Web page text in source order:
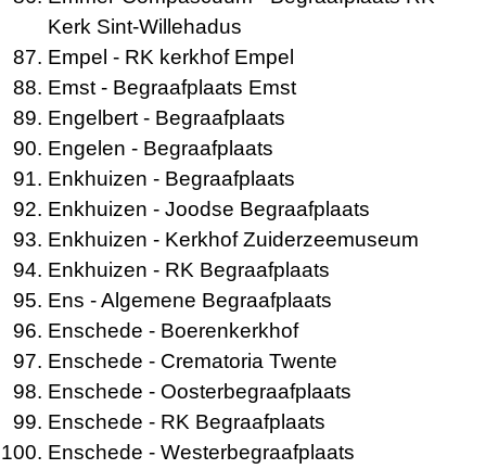
Kerk Sint-Willehadus
Empel - RK kerkhof Empel
Emst - Begraafplaats Emst
Engelbert - Begraafplaats
Engelen - Begraafplaats
Enkhuizen - Begraafplaats
Enkhuizen - Joodse Begraafplaats
Enkhuizen - Kerkhof Zuiderzeemuseum
Enkhuizen - RK Begraafplaats
Ens - Algemene Begraafplaats
Enschede - Boerenkerkhof
Enschede - Crematoria Twente
Enschede - Oosterbegraafplaats
Enschede - RK Begraafplaats
Enschede - Westerbegraafplaats